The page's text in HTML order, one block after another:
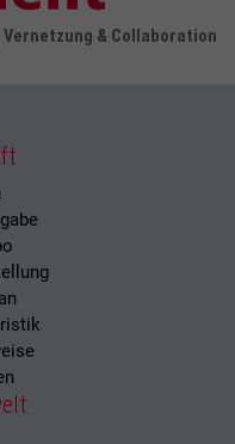
& Collaboration